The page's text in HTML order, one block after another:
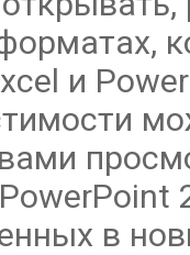
и
в